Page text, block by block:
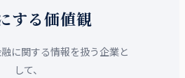
する価値観
に関する情報を扱う企業と
して、